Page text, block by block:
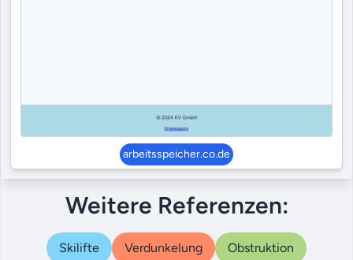
arbeitsspeicher.co.de
Weitere Referenzen:
Skilifte Verdunkelung Obstruktion